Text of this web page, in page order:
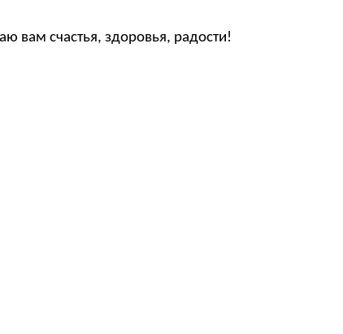
вам счастья, здоровья, радости!